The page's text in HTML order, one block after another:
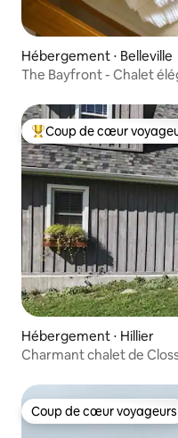
Hébergement ⋅ Belleville
The Bayfront - Chalet
Coups de cœur
Coup de cœur
Hébergement ⋅ Hillier
Charmant chalet de
Coup de cœur voyageurs
Coup de cœur voyageurs